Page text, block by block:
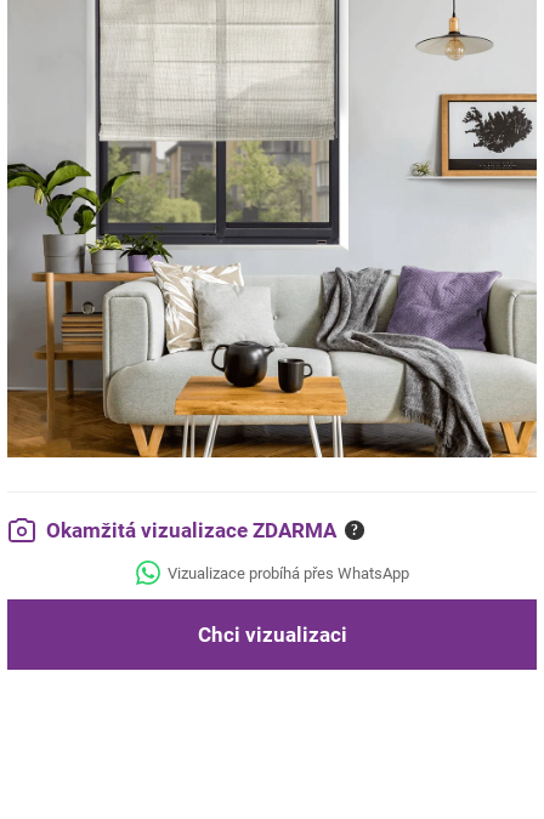
Okamžitá vizualizace ZDARMA ?
Vizualizace probíhá přes WhatsApp
Chci vizualizaci